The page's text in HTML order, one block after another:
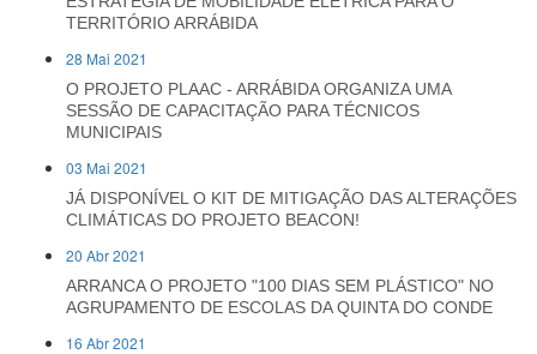
TERRITÓRIO ARRÁBIDA
28 Mai 2021
O PROJETO PLAAC - ARRÁBIDA ORGANIZA UMA
SESSÃO DE CAPACITAÇÃO PARA TÉCNICOS
MUNICIPAIS
03 Mai 2021
JÁ DISPONÍVEL O KIT DE MITIGAÇÃO DAS ALTERAÇÕES
CLIMÁTICAS DO PROJETO BEACON!
20 Abr 2021
ARRANCA O PROJETO "100 DIAS SEM PLÁSTICO" NO
AGRUPAMENTO DE ESCOLAS DA QUINTA DO CONDE
16 Abr 2021